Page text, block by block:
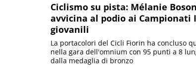
Ciclismo su pista: Mélanie
avvicina al podio ai Campionati
giovanili
La portacolori del Cicli Fiorin ha concluso
nella gara dell'omnium con 95 punti a 8
dalla medaglia di bronzo